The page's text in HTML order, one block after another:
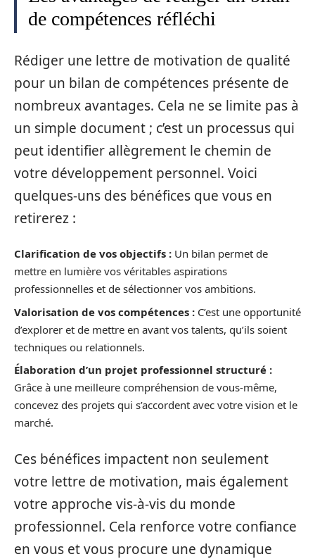
de compétences réfléchi
Rédiger une lettre de motivation de qualité
pour un bilan de compétences présente de
nombreux avantages. Cela ne se limite pas à
un simple document ; c’est un processus qui
peut identifier allègrement le chemin de
votre développement personnel. Voici
quelques-uns des bénéfices que vous en
retirerez :
Clarification de vos objectifs : Un bilan permet de
mettre en lumière vos véritables aspirations
professionnelles et de sélectionner vos ambitions.
Valorisation de vos compétences : C’est une opportunité
d’explorer et de mettre en avant vos talents, qu’ils soient
techniques ou relationnels.
Élaboration d’un projet professionnel structuré :
Grâce à une meilleure compréhension de vous-même,
concevez des projets qui s’accordent avec votre vision et le
marché.
Ces bénéfices impactent non seulement
votre lettre de motivation, mais également
votre approche vis-à-vis du monde
professionnel. Cela renforce votre confiance
en vous et vous procure une dynamique